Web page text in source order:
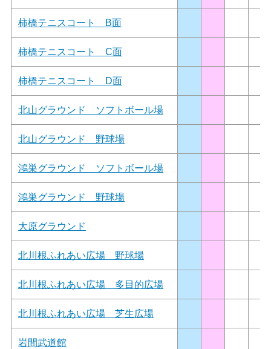
柿橋テニスコート B面
柿橋テニスコート C面
柿橋テニスコート D面
北山グラウンド ソフトボール場
北山グラウンド 野球場
鴻巣グラウンド ソフトボール場
鴻巣グラウンド 野球場
大原グラウンド
北川根ふれあい広場 野球場
北川根ふれあい広場 多目的広場
北川根ふれあい広場 芝生広場
岩間武道館